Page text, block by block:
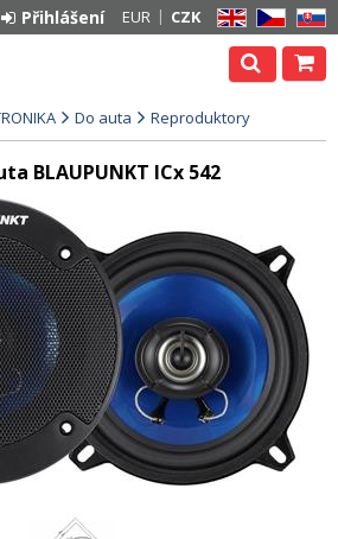
EN CZ SK
EUR CZK
Přihlášení
Do auta Reproduktory
BLAUPUNKT ICx 542